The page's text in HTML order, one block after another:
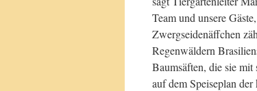
Team und unsere
Zwergseidenäffchen
Regenwäldern
Baumsäften, die sie
auf dem Speiseplan